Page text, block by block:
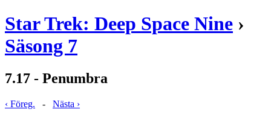
Star Trek: Deep Space Nine ›
Säsong 7
7.17 - Penumbra
‹ Föreg. -
Nästa ›